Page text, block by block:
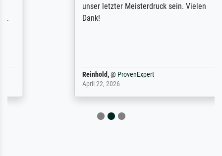
unser letzter Meisterdruck sein. Vielen
ProvenExpert